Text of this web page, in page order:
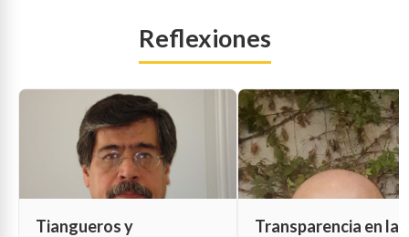
Reflexiones
Tiangueros y
Transparencia en las